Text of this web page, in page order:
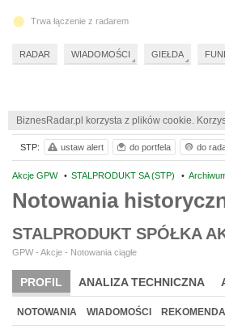
BiznesRadar.pl korzysta z plików cookie.
Akcje GPW • STALPRODUKT SA (STP) •
Notowania
STALPRODUKT SPÓŁKA
GPW - Akcje - Notowania ciągłe
PROFIL ANALIZA TECHNICZNA
NOTOWANIA WIADOMOŚCI
STP: ustaw alert do portfela do
582
Trwa łączenie z radarem
RADAR WIADOMOŚCI GIEŁDA